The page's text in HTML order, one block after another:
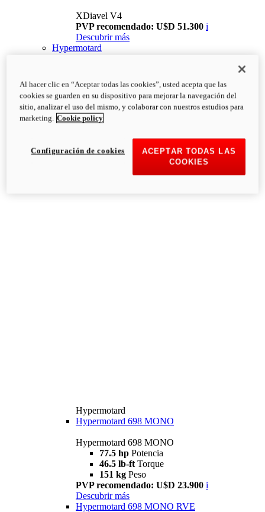
XDiavel V4
PVP recomendado: U$D 51.300 i
Descubrir más
Hypermotard
Hypermotard
Hypermotard 698 MONO
Hypermotard 698 MONO
77.5 hp Potencia
46.5 lb-ft Torque
151 kg Peso
PVP recomendado: U$D 23.900 i
Descubrir más
Hypermotard 698 MONO RVE
Al hacer clic en “Aceptar todas las cookies”, usted acepta que las
cookies se guarden en su dispositivo para mejorar la navegación del
sitio, analizar el uso del mismo, y colaborar con nuestros estudios para
marketing. Cookie policy
ACEPTAR TODAS LAS
COOKIES
Configuración de cookies